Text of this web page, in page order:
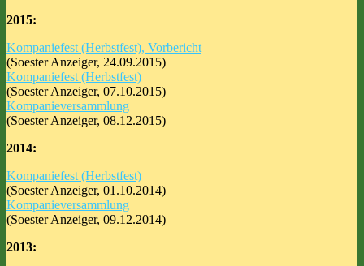
2015:
Kompaniefest (Herbstfest), Vorbericht
(Soester Anzeiger, 24.09.2015)
Kompaniefest (Herbstfest)
(Soester Anzeiger, 07.10.2015)
Kompanieversammlung
(Soester Anzeiger, 08.12.2015)
2014:
Kompaniefest (Herbstfest)
(Soester Anzeiger, 01.10.2014)
Kompanieversammlung
(Soester Anzeiger, 09.12.2014)
2013: